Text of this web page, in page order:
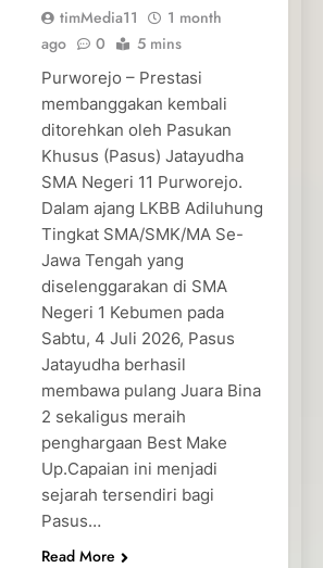
timMedia11
1 month
ago
0 5 mins
Purworejo – Prestasi
membanggakan kembali
ditorehkan oleh Pasukan
Khusus (Pasus) Jatayudha
SMA Negeri 11 Purworejo.
Dalam ajang LKBB Adiluhung
Tingkat SMA/SMK/MA Se-
Jawa Tengah yang
diselenggarakan di SMA
Negeri 1 Kebumen pada
Sabtu, 4 Juli 2026, Pasus
Jatayudha berhasil
membawa pulang Juara Bina
2 sekaligus meraih
penghargaan Best Make
Up.Capaian ini menjadi
sejarah tersendiri bagi
Pasus…
Read More